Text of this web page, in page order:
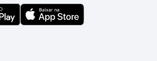
o imóvel dos seus sonhos com
Loft, com você até as